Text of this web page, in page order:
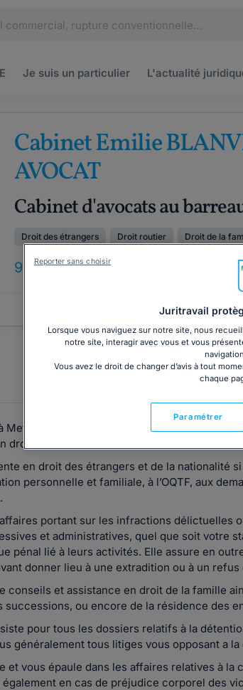
Je suis un particulier L'actualité
Cabinet Emilie
AVOCAT
Cabinet d'avocats au
Droit des étrangers Droit routier Droit de la
9 ANSD'EXPÉRIENCE
Metz et exerce en droit des étrangers et de la
droit routier.
en droit des étrangers et de la nationalité
personnelle et familiale, à l’OQTF, aux
portant sur les infractions délictuelles
et administratives, quel que soit votre
pénal lié à leurs activités. Elle assure en
donner lieu à une extradition ou à un
conseils et assistance en droit de la famille
ou encore de la résidence des
pour tous les dossiers relatifs à la
généralement tous litiges vous opposant a
vous épaule dans les affaires relatives à la
en cas de préjudice corporel des
Juritravail
Lorsque vous naviguez sur notre site, nous
notre site, interagir avec vous et vous
Vous avez le droit de changer d’avis à tout
chaque
Paramétrer
Reporter sans choisir